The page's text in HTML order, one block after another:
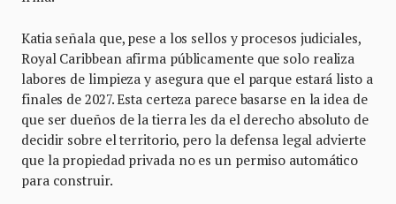
Katia señala que, pese a los sellos y procesos judiciales,
Royal Caribbean afirma públicamente que solo realiza
labores de limpieza y asegura que el parque estará listo a
finales de 2027. Esta certeza parece basarse en la idea de
que ser dueños de la tierra les da el derecho absoluto de
decidir sobre el territorio, pero la defensa legal advierte
que la propiedad privada no es un permiso automático
para construir.